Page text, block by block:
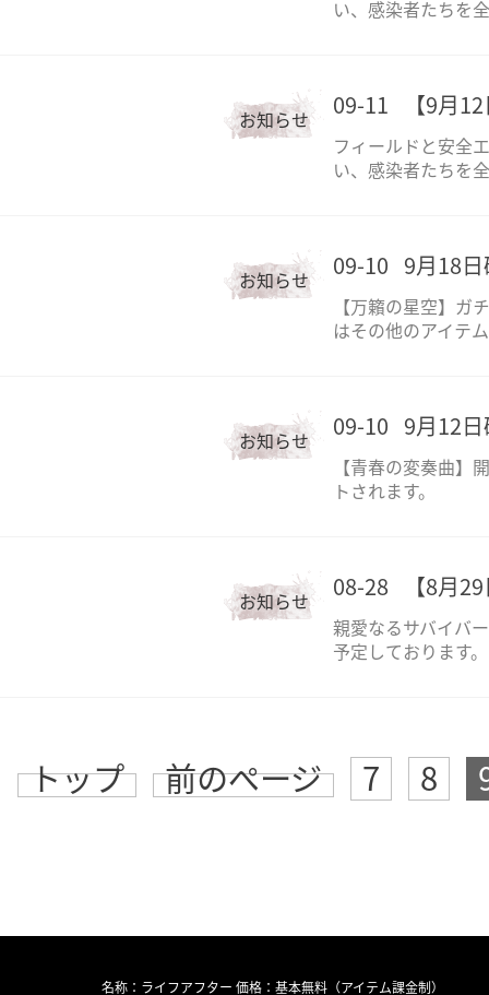
い、感染者たちを
お知らせ
09-11 【9月
フィールドと安全
い、感染者たちを
お知らせ
09-10 9月18
【万籟の星空】ガ
はその他のアイテ
お知らせ
09-10 9月12
【青春の変奏曲】
トされます。
お知らせ
08-28 【8月
親愛なるサバイバ
予定しております。
トップ 前のページ 7 8
名称：ライフアフター 価格：基本無料（アイテム課金制）